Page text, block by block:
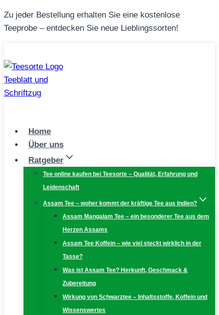
Zum
Inhalt
Zu jeder Bestellung erhalten Sie eine kostenlose
Teeprobe – entdecken Sie neue Lieblingssorten!
Home
Über uns
Ratgeber
Tee online kaufen bei Teesorte – Qualität, Erfahrung und
Leidenschaft
Assam Tee – woher kommt der kräftige Tee aus Indien?
Assam Mangalam Tee – ein besonderer Tee aus dem
Herzen Assams
Assam Tee Koffein – wie viel steckt wirklich in der
Tasse?
Was ist Assam Tee? Herkunft, Geschmack &
Zubereitung
Wirkung von Schwarztee – Inhaltsstoffe, Koffein und
Wissenswertes